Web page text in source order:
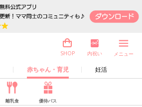
赤ちゃん・育児 妊活
SHOP 内祝い メニュー
離乳食 優待パス